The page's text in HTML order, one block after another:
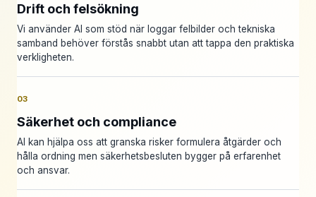
Drift och felsökning
Vi använder AI som stöd när loggar felbilder och tekniska
samband behöver förstås snabbt utan att tappa den praktiska
verkligheten.
03
Säkerhet och compliance
AI kan hjälpa oss att granska risker formulera åtgärder och
hålla ordning men säkerhetsbesluten bygger på erfarenhet
och ansvar.